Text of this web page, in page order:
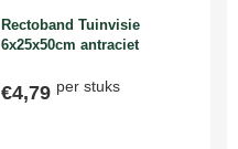
Rectoband Tuinvisie
6x25x50cm antraciet
€4,79 per stuks